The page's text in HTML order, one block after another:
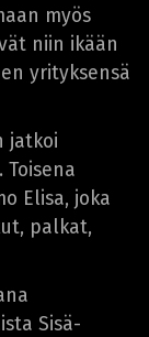
myös
niin ikään
yrityksensä
jatkoi
Elisa, joka
palkat,
Sisä-